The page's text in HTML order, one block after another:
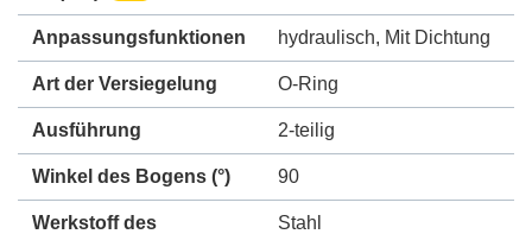
Anpassungsfunktionen hydraulisch, Mit Dichtung
Art der Versiegelung O-Ring
Ausführung 2-teilig
Winkel des Bogens (°) 90
Werkstoff des
Stahl